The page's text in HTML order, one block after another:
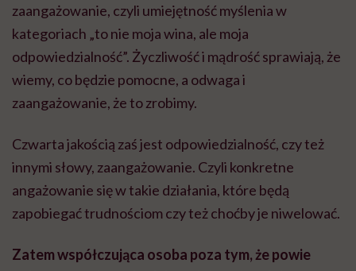
zaangażowanie, czyli umiejętność myślenia w
kategoriach „to nie moja wina, ale moja
odpowiedzialność”. Życzliwość i mądrość sprawiają, że
wiemy, co będzie pomocne, a odwaga i
zaangażowanie, że to zrobimy.
Czwarta jakością zaś jest odpowiedzialność, czy też
innymi słowy, zaangażowanie. Czyli konkretne
angażowanie się w takie działania, które będą
zapobiegać trudnościom czy też choćby je niwelować.
Zatem współczująca osoba poza tym, że powie